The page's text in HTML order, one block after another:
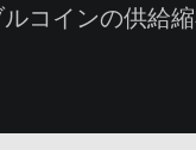
コインの供給縮